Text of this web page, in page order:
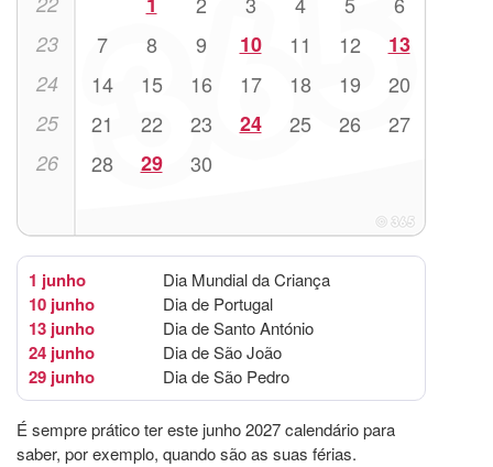
23 7 8 9 10 11 12 13
24 14 15 16 17 18 19 20
25 21 22 23 24 25 26 27
26 28 29 30
1 junho Dia Mundial da Criança
10 junho Dia de Portugal
13 junho Dia de Santo António
24 junho Dia de São João
29 junho Dia de São Pedro
É sempre prático ter este junho 2027 calendário para
saber, por exemplo, quando são as suas férias.